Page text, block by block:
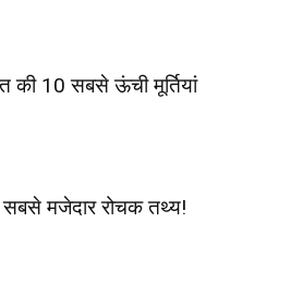
की 10 सबसे ऊंची मूर्तियां
मजेदार रोचक तथ्य!